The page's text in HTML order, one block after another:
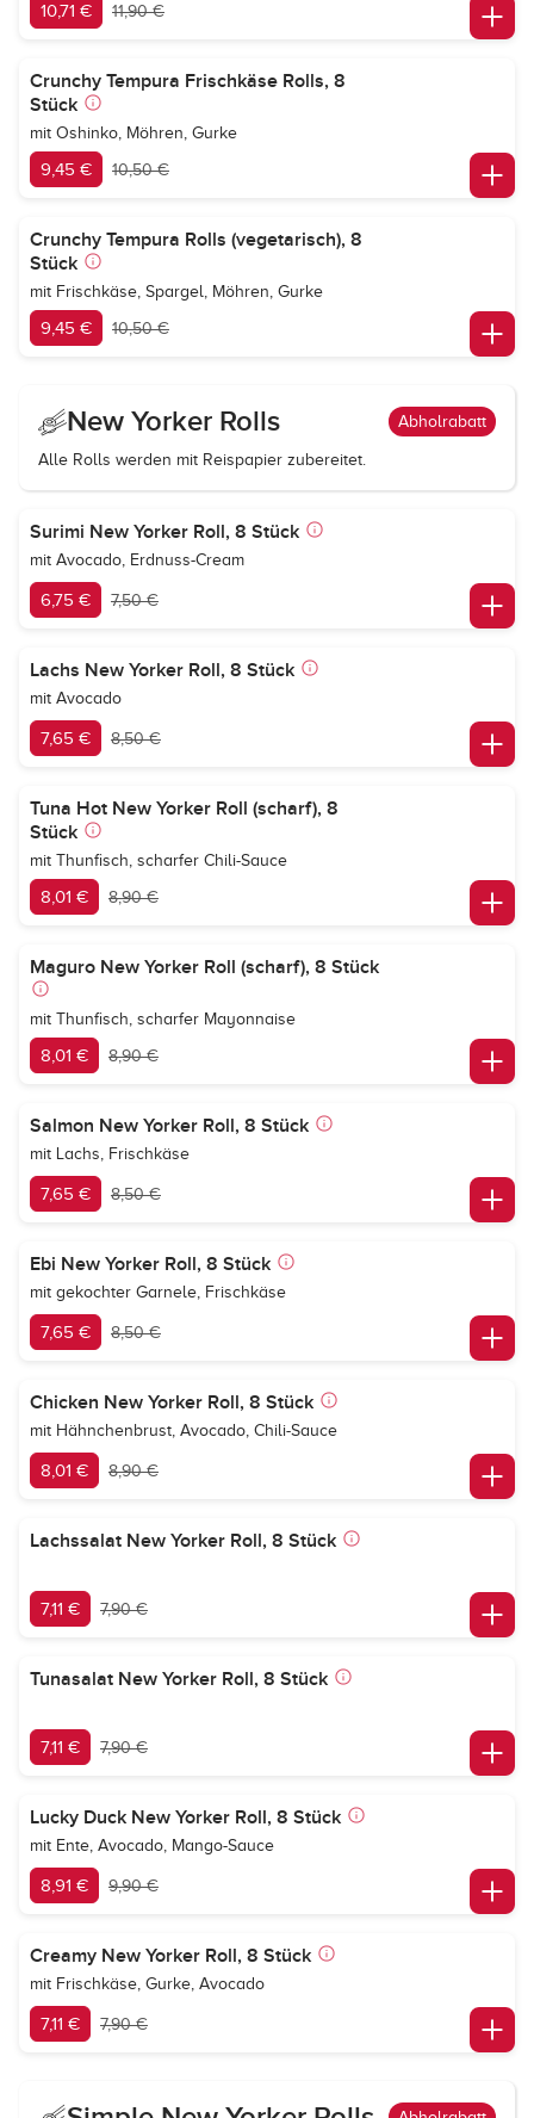
10,71 € 11,90 €
Crunchy Tempura Frischkäse Rolls, 8
Stück
mit Oshinko, Möhren, Gurke
9,45 € 10,50 €
Crunchy Tempura Rolls (vegetarisch), 8
Stück
mit Frischkäse, Spargel, Möhren, Gurke
9,45 € 10,50 €
New Yorker Rolls Abholrabatt
Alle Rolls werden mit Reispapier zubereitet.
Surimi New Yorker Roll, 8 Stück
mit Avocado, Erdnuss-Cream
6,75 € 7,50 €
Lachs New Yorker Roll, 8 Stück
mit Avocado
7,65 € 8,50 €
Tuna Hot New Yorker Roll (scharf), 8
Stück
mit Thunfisch, scharfer Chili-Sauce
8,01 € 8,90 €
Maguro New Yorker Roll (scharf), 8 Stück
mit Thunfisch, scharfer Mayonnaise
8,01 € 8,90 €
Salmon New Yorker Roll, 8 Stück
mit Lachs, Frischkäse
7,65 € 8,50 €
Ebi New Yorker Roll, 8 Stück
mit gekochter Garnele, Frischkäse
7,65 € 8,50 €
Chicken New Yorker Roll, 8 Stück
mit Hähnchenbrust, Avocado, Chili-Sauce
8,01 € 8,90 €
Lachssalat New Yorker Roll, 8 Stück
7,11 € 7,90 €
Tunasalat New Yorker Roll, 8 Stück
7,11 € 7,90 €
Lucky Duck New Yorker Roll, 8 Stück
mit Ente, Avocado, Mango-Sauce
8,91 € 9,90 €
Creamy New Yorker Roll, 8 Stück
mit Frischkäse, Gurke, Avocado
7,11 € 7,90 €